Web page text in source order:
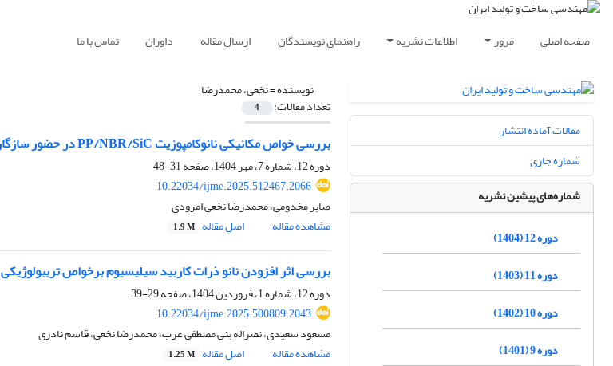
صفحه اصلی مرور اطلاعات نشریه راهنمای نویسندگان ارسال مقاله داوران تماس با ما
نویسنده =نخعی، محمدرضا
تعداد مقالات: 4
بررسی خواص مکانیکی نانوکامپوزیت PP/NBR/SiC در حضور سازگارکننده PP-g-MA به منظور بهینه‌سازی مدول الاستیسیته و مقاومت به ضربه
دوره 12، شماره 7، مهر 1404، صفحه
31-48
10.22034/ijme.2025.512467.2066
صابر مخدومی، محمدرضا نخعی امرودی
مشاهده مقاله
اصل مقاله 1.9 M
بررسی اثر افزودن نانو ذرات کاربید سیلیسیوم برخواص تریبولوژیکی PA6/NBR
دوره 12، شماره 1، فروردین 1404، صفحه
29-39
10.22034/ijme.2025.500809.2043
مسعود سعیدی، نصراله بنی مصطفی عرب، محمدرضا نخعی، قاسم نادری
مشاهده مقاله
اصل مقاله 1.25 M
مقالات آماده انتشار
شماره جاری
شماره‌های پیشین نشریه
دوره 12 (1404)
دوره 11 (1403)
دوره 10 (1402)
دوره 9 (1401)